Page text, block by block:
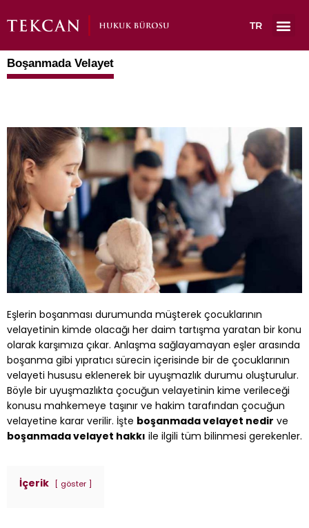
TR
Boşanmada Velayet
Eşlerin boşanması durumunda müşterek çocuklarının
velayetinin kimde olacağı her daim tartışma yaratan bir konu
olarak karşımıza çıkar. Anlaşma sağlayamayan eşler arasında
boşanma gibi yıpratıcı sürecin içerisinde bir de çocuklarının
velayeti hususu eklenerek bir uyuşmazlık durumu oluşturulur.
Böyle bir uyuşmazlıkta çocuğun velayetinin kime verileceği
konusu mahkemeye taşınır ve hakim tarafından çocuğun
velayetine karar verilir. İşte boşanmada velayet nedir ve
boşanmada velayet hakkı ile ilgili tüm bilinmesi gerekenler.
İçerik göster